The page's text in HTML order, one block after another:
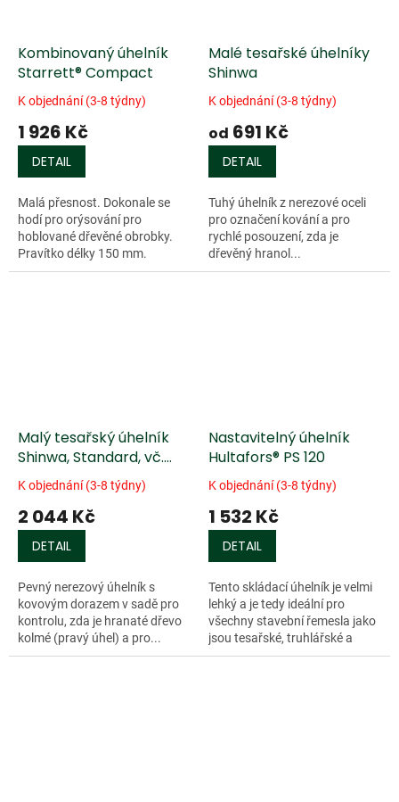
Kombinovaný úhelník
Starrett® Compact
K objednání (3-8 týdny)
1 926 Kč
DETAIL
Malá přesnost. Dokonale se
hodí pro orýsování pro
hoblované dřevěné obrobky.
Pravítko délky 150 mm.
Pravítko z ušlechtilé kalené
Malé tesařské úhelníky
Shinwa
K objednání (3-8 týdny)
od 691 Kč
DETAIL
Tuhý úhelník z nerezové oceli
pro označení kování a pro
rychlé posouzení, zda je
dřevěný hranol...
Malý tesařský úhelník
Shinwa, Standard, vč.
Kovového dorazu
K objednání (3-8 týdny)
2 044 Kč
DETAIL
Pevný nerezový úhelník s
kovovým dorazem v sadě pro
kontrolu, zda je hranaté dřevo
kolmé (pravý úhel) a pro...
Nastavitelný úhelník
Hultafors® PS 120
K objednání (3-8 týdny)
1 532 Kč
DETAIL
Tento skládací úhelník je velmi
lehký a je tedy ideální pro
všechny stavební řemesla jako
jsou tesařské, truhlářské a
zednické práce. Tento úhelník